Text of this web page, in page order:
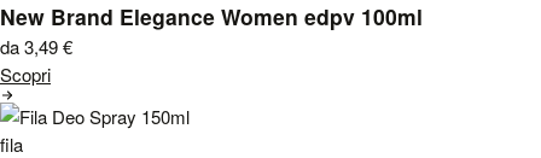
New Brand Elegance Women edpv 100ml
da 3,49€
Scopri
fila